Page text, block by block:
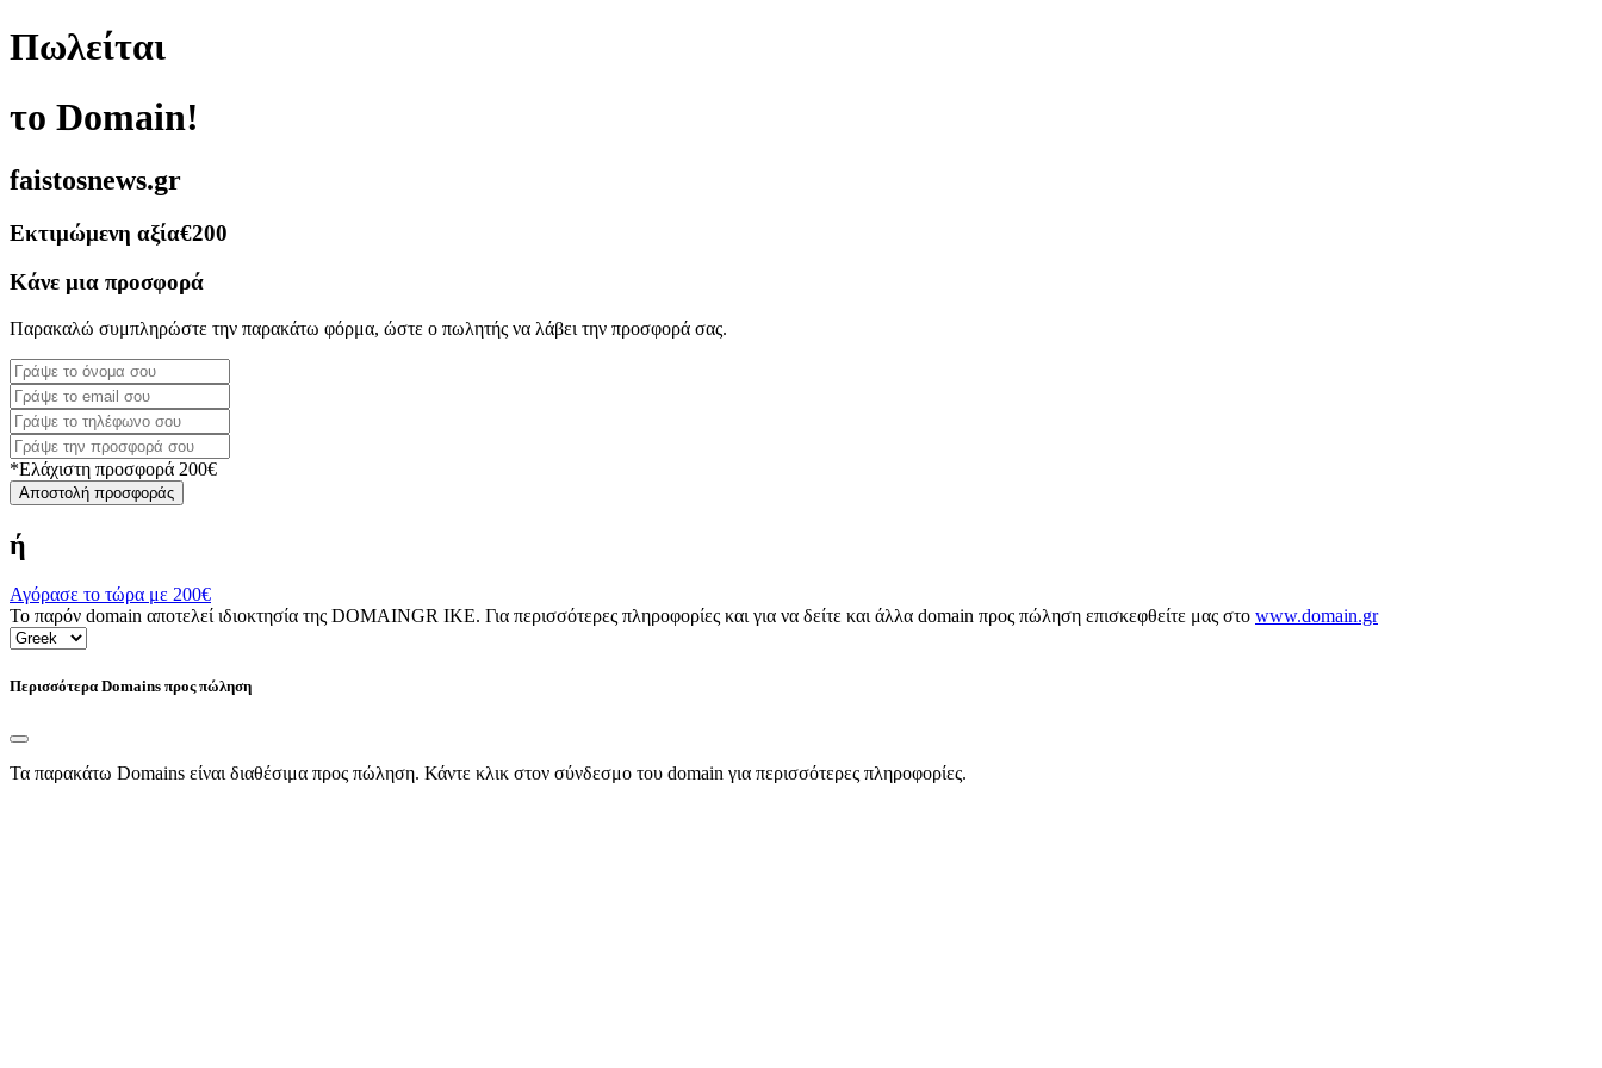
Πωλείται
το Domain!
faistosnews.gr
Εκτιμώμενη αξία€200
Κάνε μια προσφορά
Παρακαλώ συμπληρώστε την παρακάτω φόρμα, ώστε ο πωλητής να λάβει την προσφορά σας.
*Ελάχιστη προσφορά 200€
Αποστολή προσφοράς
ή
Αγόρασε το τώρα με 200€
Το παρόν domain αποτελεί ιδιοκτησία της DOMAINGR ΙΚΕ. Για περισσότερες πληροφορίες και για να δείτε και άλλα domain προς πώληση επισκεφθείτε μας στο www.domain.gr
Περισσότερα Domains προς πώληση
Τα παρακάτω Domains είναι διαθέσιμα προς πώληση. Κάντε κλικ στον σύνδεσμο του domain για περισσότερες πληροφορίες.